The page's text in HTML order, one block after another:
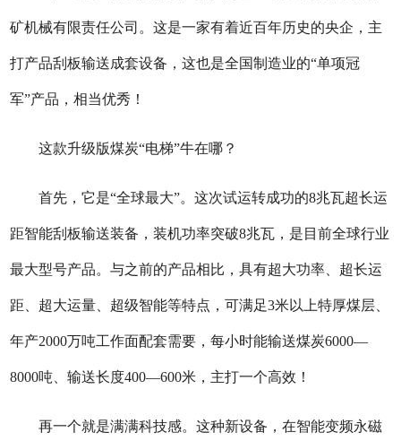
矿机械有限责任公司。这是一家有着近百年历史的央企，主
打产品刮板输送成套设备，这也是全国制造业的“单项冠
军”产品，相当优秀！
这款升级版煤炭“电梯”牛在哪？
首先，它是“全球最大”。这次试运转成功的8兆瓦超长运
距智能刮板输送装备，装机功率突破8兆瓦，是目前全球行业
最大型号产品。与之前的产品相比，具有超大功率、超长运
距、超大运量、超级智能等特点，可满足3米以上特厚煤层、
年产2000万吨工作面配套需要，每小时能输送煤炭6000—
8000吨、输送长度400—600米，主打一个高效！
再一个就是满满科技感。这种新设备，在智能变频永磁